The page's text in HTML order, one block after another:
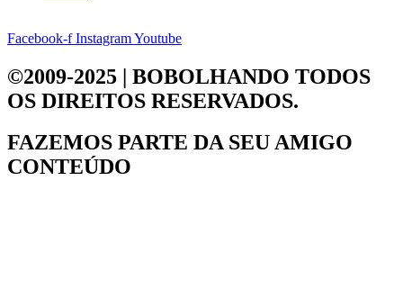
Facebook-f InstagramYoutube
©2009-2025 | BOBOLHANDO TODOS
OS DIREITOS RESERVADOS.
FAZEMOS PARTE DA SEU AMIGO
CONTEÚDO